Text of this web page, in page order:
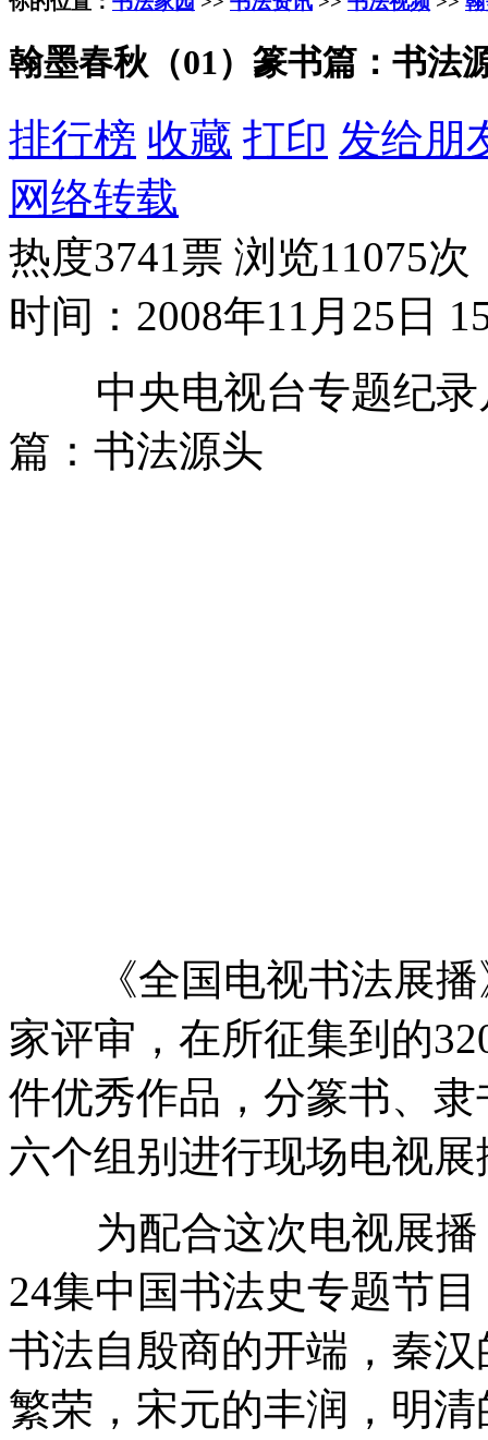
翰墨春秋（01）篆书篇：书法
排行榜 收藏 打印 发给朋
网络转载
热度3741票 浏览11075次
时间：2008年11月25日
中央电视台专题纪录
篇：书法源头
《全国电视书法展播
家评审，在所征集到的
件优秀作品，分篆书、
六个组别进行现场电视展
为配合这次电视展播
24集中国书法史专题节
书法自殷商的开端，秦
繁荣，宋元的丰润，明